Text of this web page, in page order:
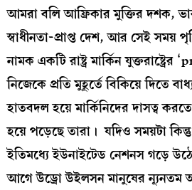
আমরা বলি আফ্রিকার মুক্তির দশক,
স্বাধীনতা-প্রাপ্ত দেশ, আর সেই সময়
নামক একটি রাষ্ট্র মার্কিন
নিজেকে প্রতি মুহূর্তে বিকিয়ে দিতে
হাতবদল হয়ে মার্কিনিদের দাসত্ব
হয়ে পড়েছে তারা। যদিও সময়টা কিন্তু
ইতিমধ্যে ইউনাইটেড নেশনস গড়ে
আগে উড্রো উইলসন মানুষের ন্যূনতম